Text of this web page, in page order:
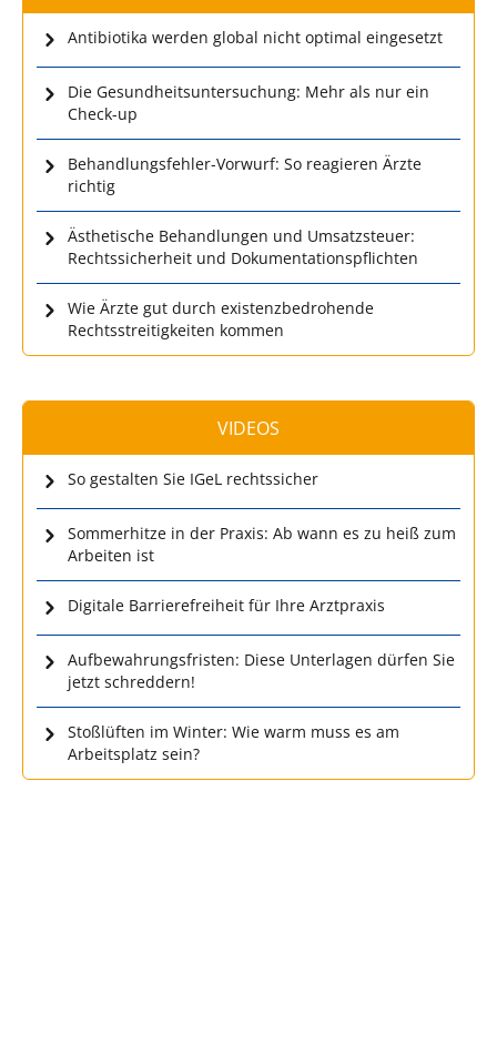
Antibiotika werden global nicht optimal eingesetzt
Die Gesundheitsuntersuchung: Mehr als nur ein
Check-up
Behandlungsfehler-Vorwurf: So reagieren Ärzte
richtig
Ästhetische Behandlungen und Umsatzsteuer:
Rechtssicherheit und Dokumentationspflichten
Wie Ärzte gut durch existenzbedrohende
Rechtsstreitigkeiten kommen
VIDEOS
So gestalten Sie IGeL rechtssicher
Sommerhitze in der Praxis: Ab wann es zu heiß zum
Arbeiten ist
Digitale Barrierefreiheit für Ihre Arztpraxis
Aufbewahrungsfristen: Diese Unterlagen dürfen Sie
jetzt schreddern!
Stoßlüften im Winter: Wie warm muss es am
Arbeitsplatz sein?